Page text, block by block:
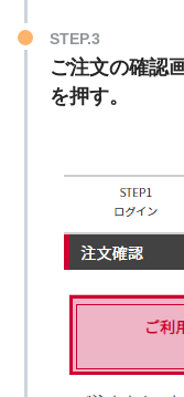
STEP.3
ご注文の確認
を押す。